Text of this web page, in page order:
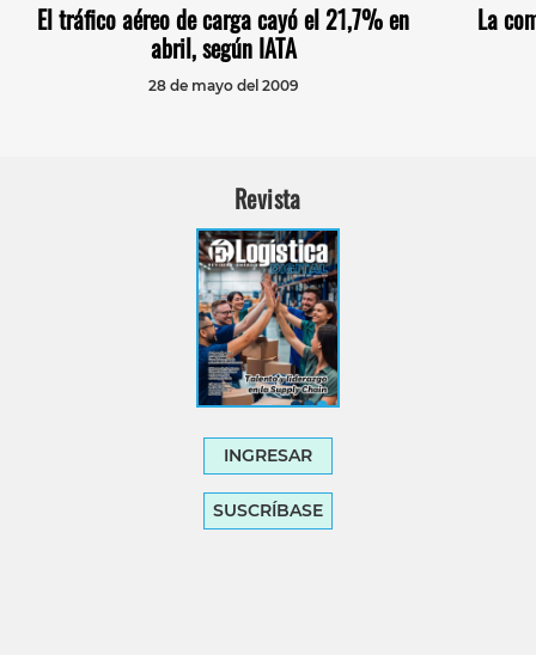
El tráfico aéreo de carga cayó el 21,7% en
abril, según IATA
28 de mayo del 2009
La
Revista
INGRESAR
SUSCRÍBASE